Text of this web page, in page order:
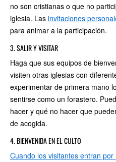
no son cristianas o que no
iglesia. Las invitaciones
para animar a la participación.
3. SALIR Y VISITAR
Haga que sus equipos de
visiten otras iglesias con
experimentar de primera mano
sentirse como un forastero.
hacer y qué no hacer que
de acogida.
4. BIENVENIDA EN EL CULTO
Cuando los visitantes entran